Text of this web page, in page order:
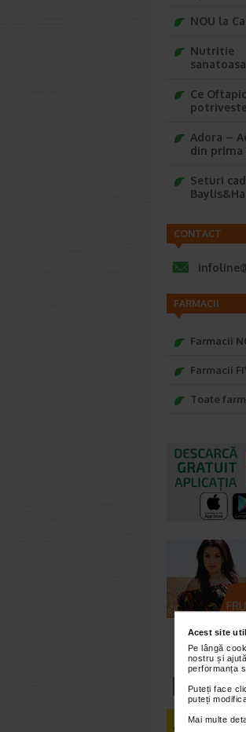
Acest site
Pe lângă
nostru și
performanța
Puteți face
puteți
Mai multe
NOU la
Nutritie
sanatoasa
Ce
Adora –
din prima
Seturi
CONTACT
FARMACII
Farmacii
Farmacii
Toate